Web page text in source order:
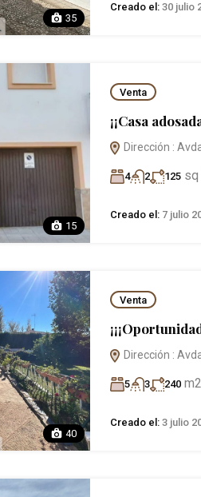
35
Creado el: 30 julio
15
Venta
¡¡Casa
Dirección :
4 2 125
Creado el: 7 julio
40
Venta
Dirección :
5 3 240 m2
Creado el: 3 julio